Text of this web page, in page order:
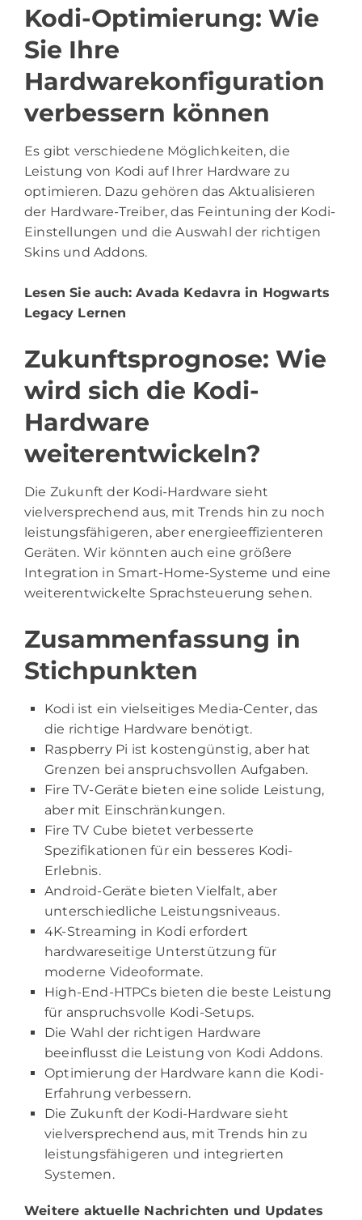
Kodi-Optimierung: Wie
Sie Ihre
Hardwarekonfiguration
verbessern können
Es gibt verschiedene Möglichkeiten, die
Leistung von Kodi auf Ihrer Hardware zu
optimieren. Dazu gehören das Aktualisieren
der Hardware-Treiber, das Feintuning der Kodi-
Einstellungen und die Auswahl der richtigen
Skins und Addons.
Lesen Sie auch:Avada Kedavra in Hogwarts
Legacy Lernen
Zukunftsprognose: Wie
wird sich die Kodi-
Hardware
weiterentwickeln?
Die Zukunft der Kodi-Hardware sieht
vielversprechend aus, mit Trends hin zu noch
leistungsfähigeren, aber energieeffizienteren
Geräten. Wir könnten auch eine größere
Integration in Smart-Home-Systeme und eine
weiterentwickelte Sprachsteuerung sehen.
Zusammenfassung in
Stichpunkten
Kodi ist ein vielseitiges Media-Center, das
die richtige Hardware benötigt.
Raspberry Pi ist kostengünstig, aber hat
Grenzen bei anspruchsvollen Aufgaben.
Fire TV-Geräte bieten eine solide Leistung,
aber mit Einschränkungen.
Fire TV Cube bietet verbesserte
Spezifikationen für ein besseres Kodi-
Erlebnis.
Android-Geräte bieten Vielfalt, aber
unterschiedliche Leistungsniveaus.
4K-Streaming in Kodi erfordert
hardwareseitige Unterstützung für
moderne Videoformate.
High-End-HTPCs bieten die beste Leistung
für anspruchsvolle Kodi-Setups.
Die Wahl der richtigen Hardware
beeinflusst die Leistung von Kodi Addons.
Optimierung der Hardware kann die Kodi-
Erfahrung verbessern.
Die Zukunft der Kodi-Hardware sieht
vielversprechend aus, mit Trends hin zu
leistungsfähigeren und integrierten
Systemen.
Weitere aktuelle Nachrichten und Updates